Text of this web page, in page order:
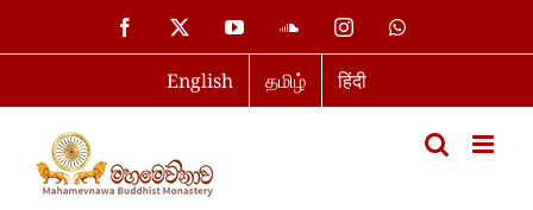
to
Facebook YouTubeSoundCloud
InstagramWhatsApp
English தமிழ் हिंदी